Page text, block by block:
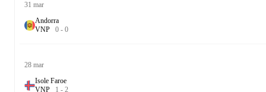
31 mar
Andorra
VNP 0 - 0
28 mar
Isole Faroe
VNP 1 - 2